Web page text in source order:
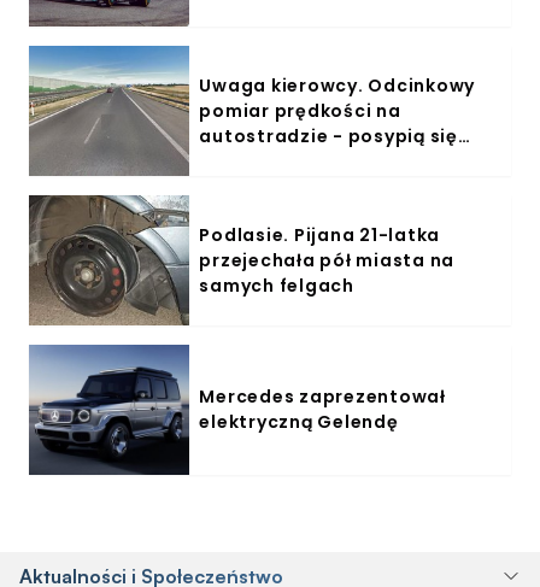
Uwaga kierowcy. Odcinkowy
pomiar prędkości na
autostradzie - posypią się
Podlasie. Pijana 21-latka
przejechała pół miasta na
samych felgach
Mercedes zaprezentował
elektryczną Gelendę
Aktualności i Społeczeństwo